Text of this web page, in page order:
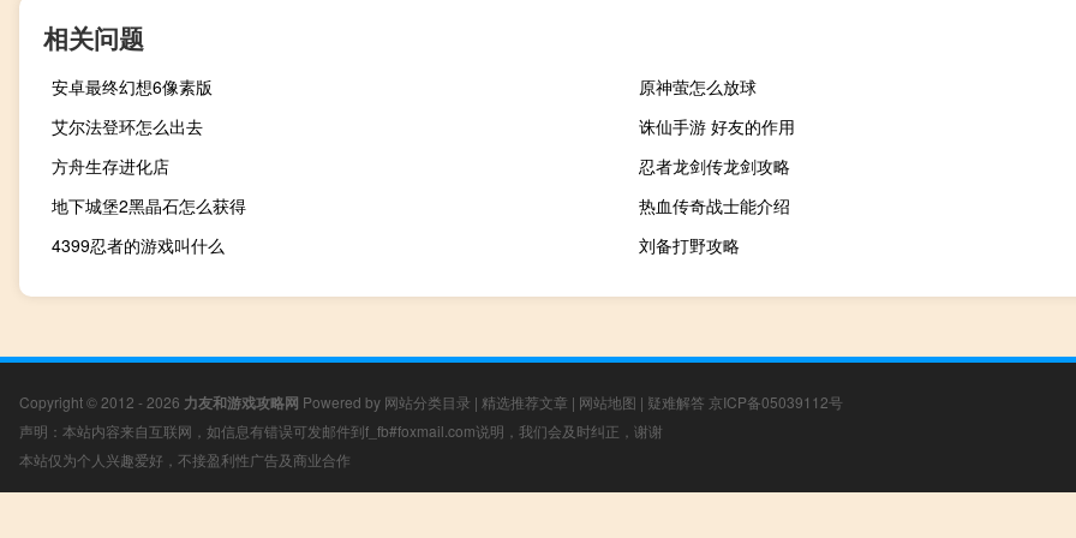
相关问题
安卓最终幻想6像素版
原神萤怎么放球
艾尔法登环怎么出去
诛仙手游 好友的作用
方舟生存进化店
忍者龙剑传龙剑攻略
地下城堡2黑晶石怎么获得
热血传奇战士能介绍
4399忍者的游戏叫什么
刘备打野攻略
Copyright © 2012 - 2026 力友和游戏攻略网 Powered by 网站分类目录 | 精选推荐文章 | 网站地图 | 疑难解答 京ICP备05039112号
声明：本站内容来自互联网，如信息有错误可发邮件到f_fb#foxmail.com说明，我们会及时纠正，谢谢
本站仅为个人兴趣爱好，不接盈利性广告及商业合作